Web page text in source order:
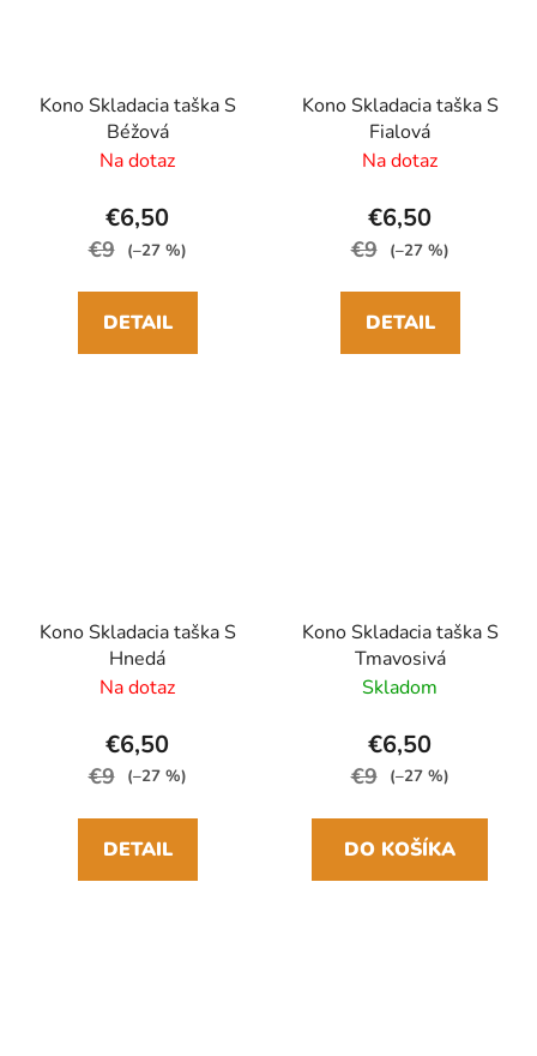
Kono Skladacia taška S
Béžová
Na dotaz
€6,50
€9 (–27 %)
DETAIL
Kono Skladacia taška S
Fialová
Na dotaz
€6,50
€9 (–27 %)
DETAIL
Kono Skladacia taška S
Hnedá
Na dotaz
€6,50
€9 (–27 %)
DETAIL
Kono Skladacia taška S
Tmavosivá
Skladom
€6,50
€9 (–27 %)
DO KOŠÍKA